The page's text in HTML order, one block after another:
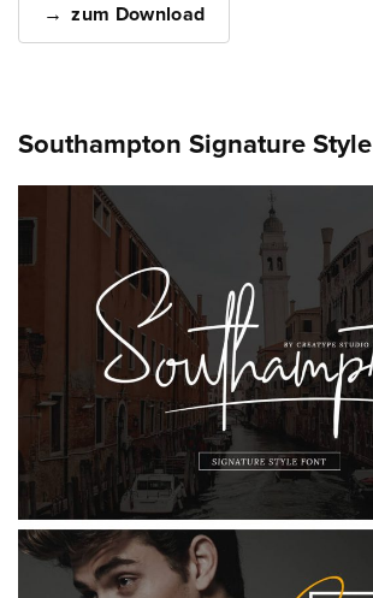
zum Download
Southampton Signature Style